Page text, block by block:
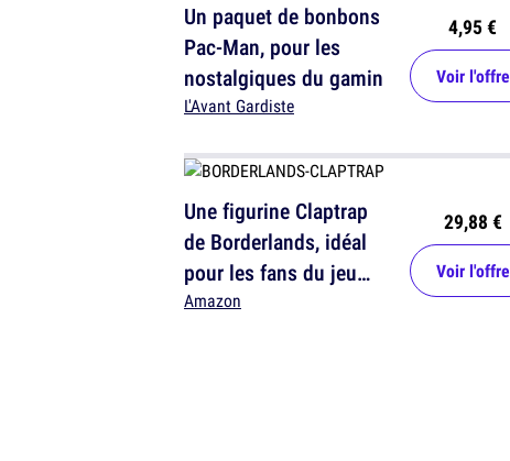
Un paquet de bonbons
Pac-Man, pour les
nostalgiques du gamin
L'Avant Gardiste
4,95 €
Voir l'offre
Une figurine Claptrap
de Borderlands, idéal
pour les fans du jeu
vidéo
Amazon
29,88 €
Voir l'offre